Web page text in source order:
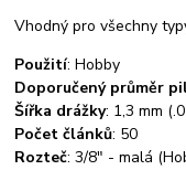
Vhodný pro všechny
Použití:Hobby
Doporučený průměr
Šířka drážky: 1,3 mm
Počet článků: 50
Rozteč:3/8" - malá